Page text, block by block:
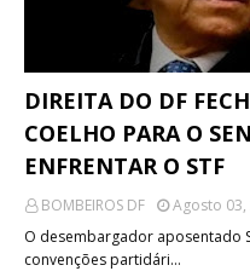
DIREITA DO DF
COELHO PARA O
ENFRENTAR O STF
BOMBEIROS DF
Agosto 03,
O desembargador aposentado
convenções partidári…